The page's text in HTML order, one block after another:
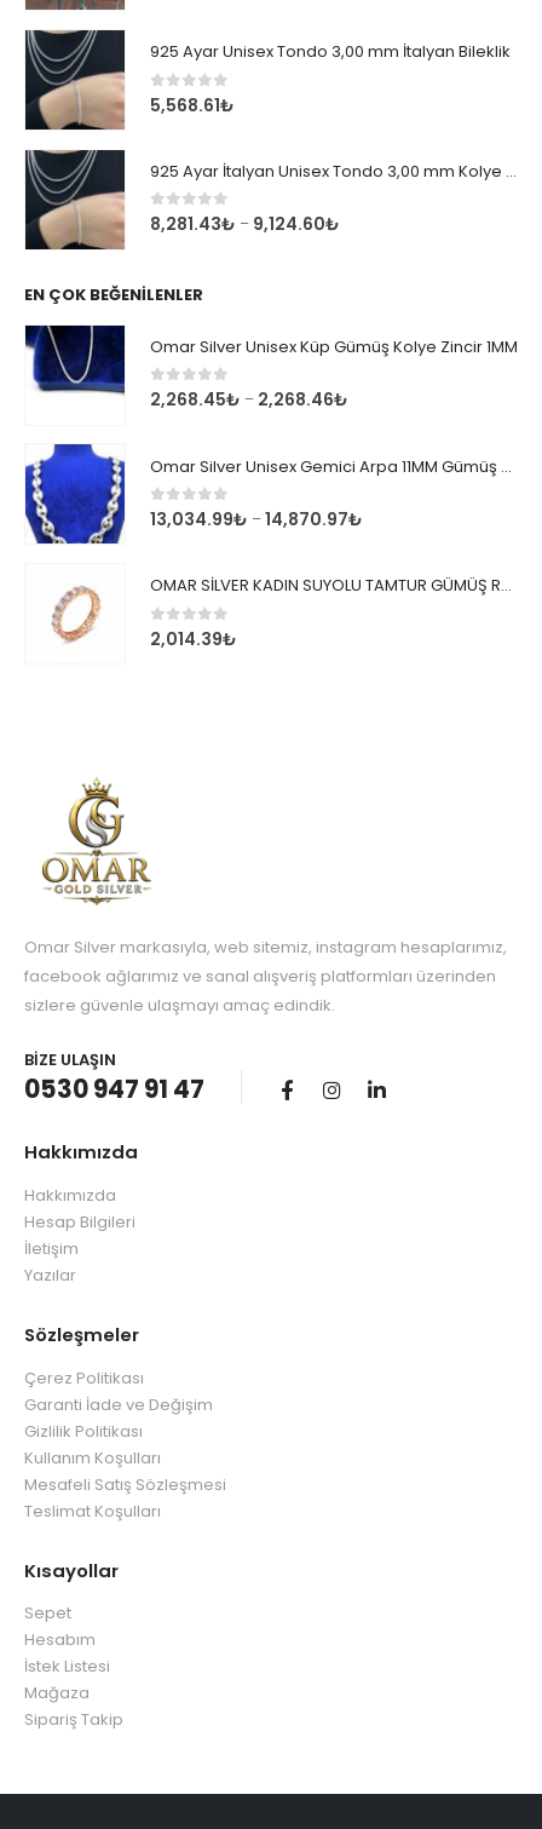
925 Ayar Unisex Tondo 3,00 mm İtalyan Bileklik
0 out of 5
5,568.61₺
925 Ayar İtalyan Unisex Tondo 3,00 mm Kolye Zincir
0 out of 5
8,281.43₺ – 9,124.60₺
EN ÇOK BEĞENILENLER
Omar Silver Unisex Küp Gümüş Kolye Zincir 1MM
0 out of 5
2,268.45₺ – 2,268.46₺
Omar Silver Unisex Gemici Arpa 11MM Gümüş Kolye Zincir
0out of 5
13,034.99₺ –14,870.97₺
OMAR SİLVER KADIN SUYOLU TAMTUR GÜMÜŞ ROSE YÜZÜK SU YOLU TAMTUR YÜZÜK Omr8149
0 out of 5
2,014.39₺
Omar Silver markasıyla, web sitemiz, instagram hesaplarımız,
facebook ağlarımız ve sanal alışveriş platformları üzerinden
sizlere güvenle ulaşmayı amaç edindik.
BIZE ULAŞIN
0530 947 91 47
Hakkımızda
Hakkımızda
Hesap Bilgileri
İletişim
Yazılar
Sözleşmeler
Çerez Politikası
Garanti İade ve Değişim
Gizlilik Politikası
Kullanım Koşulları
Mesafeli Satış Sözleşmesi
Teslimat Koşulları
Kısayollar
Sepet
Hesabım
İstek Listesi
Mağaza
Sipariş Takip